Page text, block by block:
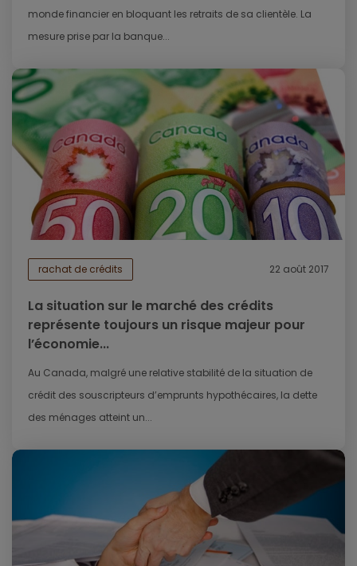
monde financier en bloquant les retraits de sa clientèle. La
mesure prise par la banque...
rachat de crédits 22 août 2017
La situation sur le marché des crédits
représente toujours un risque majeur pour
l’économie...
Au Canada, malgré une relative stabilité de la situation de
crédit des souscripteurs d’emprunts hypothécaires, la dette
des ménages atteint un...